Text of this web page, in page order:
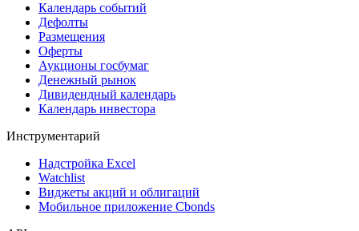
Календарь событий
Дефолты
Размещения
Оферты
Аукционы госбумаг
Денежный рынок
Дивидендный календарь
Календарь инвестора
Инструментарий
Надстройка Excel
Watchlist
Виджеты акций и облигаций
Мобильное приложение Cbonds